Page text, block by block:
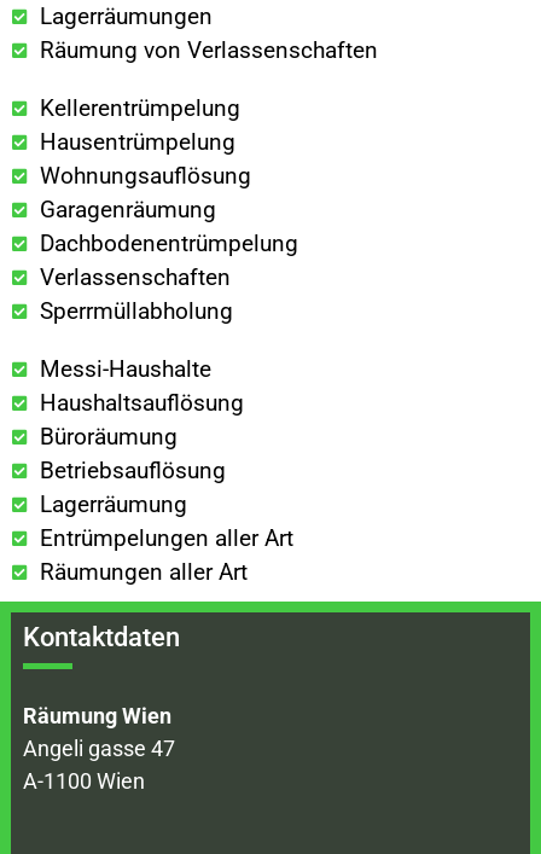
Lagerräumungen
Räumung von Verlassenschaften
Kellerentrümpelung
Hausentrümpelung
Wohnungsauflösung
Garagenräumung
Dachbodenentrümpelung
Verlassenschaften
Sperrmüllabholung
Messi-Haushalte
Haushaltsauflösung
Büroräumung
Betriebsauflösung
Lagerräumung
Entrümpelungen aller Art
Räumungen aller Art
Kontaktdaten
Räumung Wien
Angeli gasse 47
A-1100 Wien